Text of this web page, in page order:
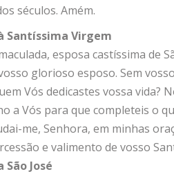
séculos. Amém.
Santíssima Virgem
esposa castíssima de
glorioso esposo. Sem
Vós dedicastes vossa vida?
a Vós para que completeis o
me, Senhora, em minhas
e valimento de vosso
São José